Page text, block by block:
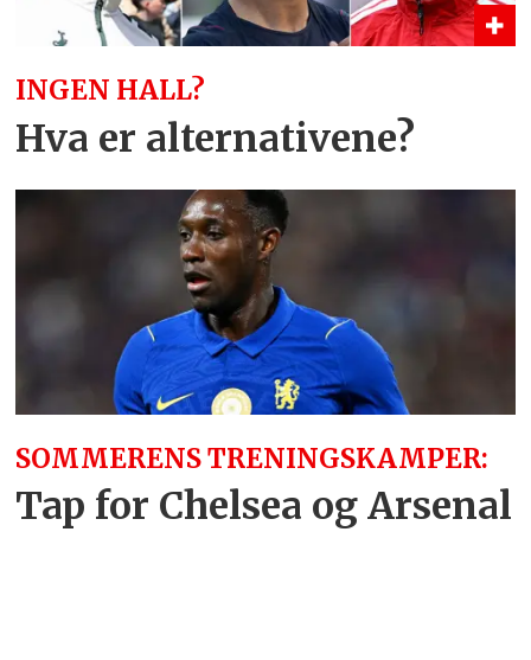
INGEN HALL?
Hva er alternativene?
SOMMERENS TRENINGSKAMPER:
Tap for Chelsea og Arsenal